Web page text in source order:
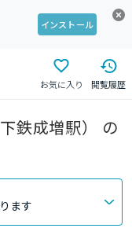
インストール
お気に入り 閲覧履歴
鉄成増駅） の
ます